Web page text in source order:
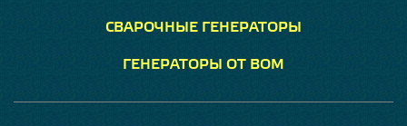
СВАРОЧНЫЕ ГЕНЕРАТОРЫ
ГЕНЕРАТОРЫ ОТ ВОМ